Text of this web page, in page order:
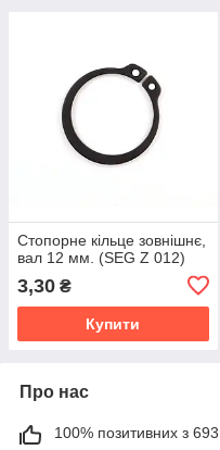
Стопорне кільце зовнішнє,
вал 12 мм. (SEG Z 012)
3,30 ₴
Купити
Про нас
100% позитивних з 693